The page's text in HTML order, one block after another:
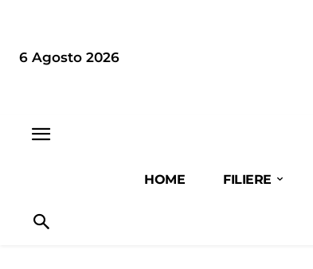
6 Agosto 2026
HOME FILIERE